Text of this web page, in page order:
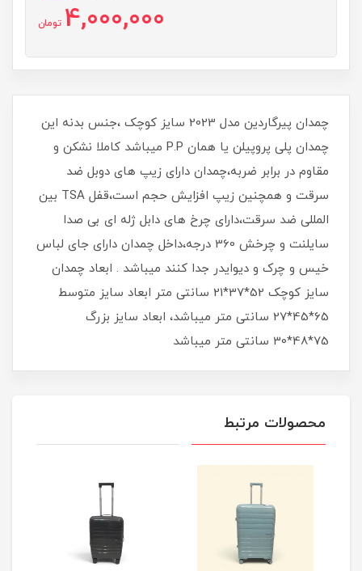
4,000,000 تومان
چمدان پیرگاردین مدل 2023 سایز کوچک ،جنس بدنه این
چمدان پلی پروپیلن یا همان P.P میباشد کاملا نشکن و
مقاوم در برابر ضربه،چمدان دارای زیپ های دوبل ضد
سرقت و همچنین زیپ افزایش حجم است،قفل TSA بین
المللی ضد سرقت،دارای چرخ های دابل ژله ای بی صدا
سایلنت و چرخش 360 درجه،داخل چمدان دارای جای لباس
خیس و چرک و دیوایدر جدا کنند میباشد . ابعاد چمدان
سایز کوچک 52*37*21 سانتی متر ابعاد سایز متوسط
65*45*27 سانتی متر میباشد، ابعاد سایز بزرگ
75*48*30 سانتی متر میباشد
محصولات مرتبط